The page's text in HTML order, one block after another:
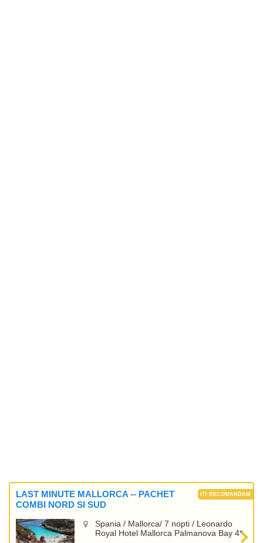
LAST MINUTE MALLORCA -- PACHET
COMBI NORD SI SUD
Spania / Mallorca/ 7 nopti / Leonardo
Royal Hotel Mallorca Palmanova Bay 4*